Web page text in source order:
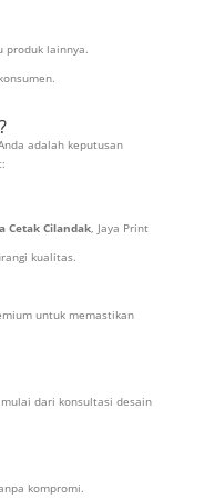
lainnya.
adalah keputusan
Cetak Cilandak, Jaya Print
kualitas.
untuk memastikan
dari konsultasi desain
kompromi.